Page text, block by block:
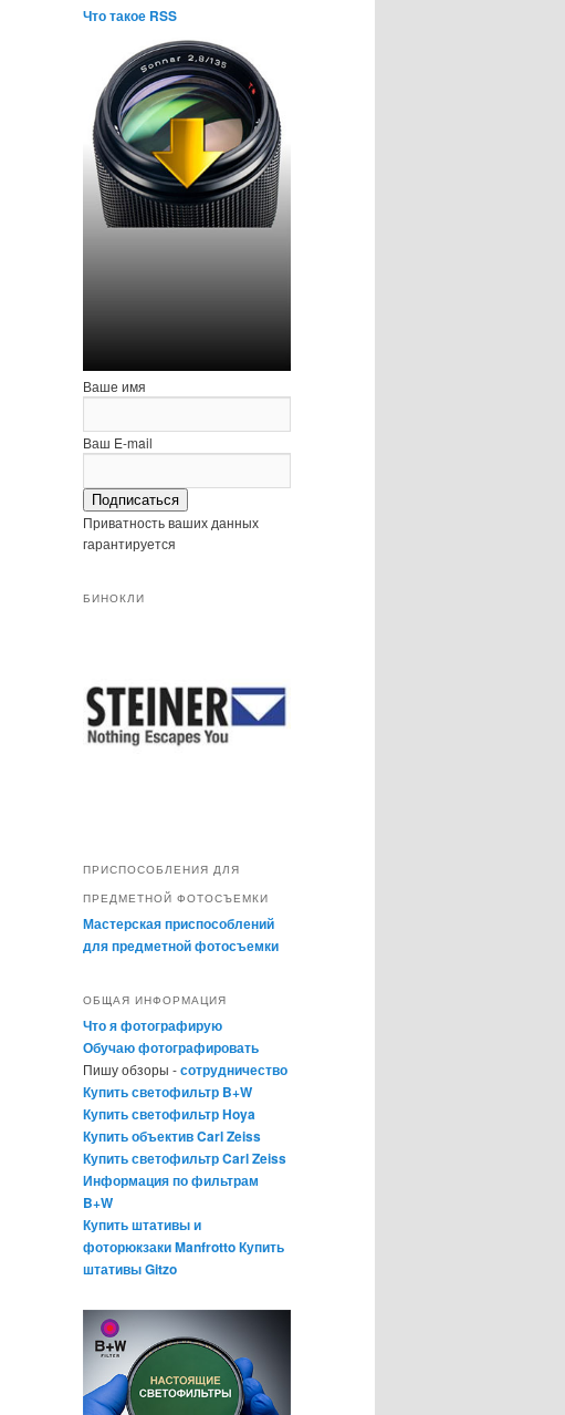
Что такое RSS
Ваше имя
Ваш E-mail
Подписаться
Приватность ваших данных
гарантируется
БИНОКЛИ
ПРИСПОСОБЛЕНИЯ ДЛЯ
ПРЕДМЕТНОЙ ФОТОСЪЕМКИ
Мастерская приспособлений
для предметной фотосъемки
ОБЩАЯ ИНФОРМАЦИЯ
Что я фотографирую
Обучаю фотографировать
Пишу обзоры -сотрудничество
Купить светофильтр B+W
Купить светофильтр Hoya
Купить объектив Carl Zeiss
Купить светофильтр Carl Zeiss
Информация по фильтрам
B+W
Купить штативы и
фоторюкзаки ManfrottoКупить
штативы Gitzo